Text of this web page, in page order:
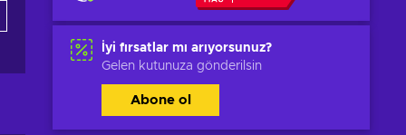
İyi fırsatlar mı arıyorsunuz?
Gelen kutunuza gönderilsin
Abone ol